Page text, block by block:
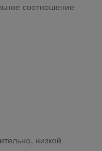
соотношение
низкой